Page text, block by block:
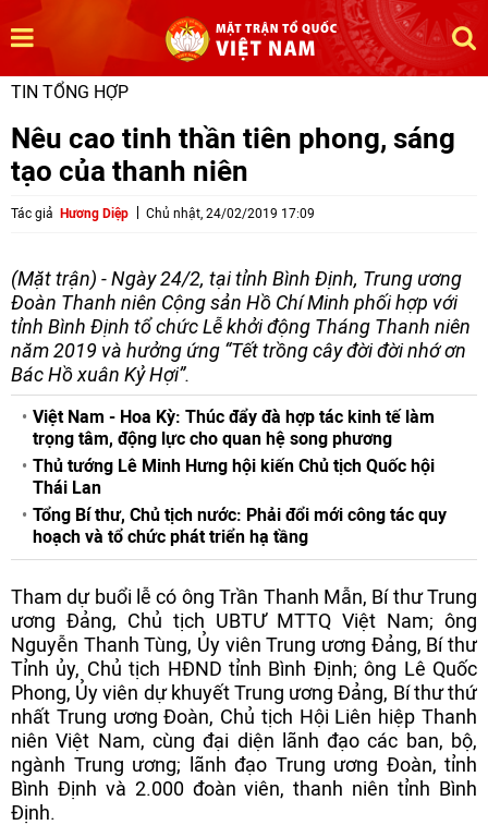
TIN TỔNG HỢP
Nêu cao tinh thần tiên phong, sáng
tạo của thanh niên
Tác giả Hương Diệp Chủ nhật, 24/02/2019 17:09
(Mặt trận) - Ngày 24/2, tại tỉnh Bình Định, Trung ương
Đoàn Thanh niên Cộng sản Hồ Chí Minh phối hợp với
tỉnh Bình Định tổ chức Lễ khởi động Tháng Thanh niên
năm 2019 và hưởng ứng “Tết trồng cây đời đời nhớ ơn
Bác Hồ xuân Kỷ Hợi”.
Việt Nam - Hoa Kỳ: Thúc đẩy đà hợp tác kinh tế làm
trọng tâm, động lực cho quan hệ song phương
Thủ tướng Lê Minh Hưng hội kiến Chủ tịch Quốc hội
Thái Lan
Tổng Bí thư, Chủ tịch nước: Phải đổi mới công tác quy
hoạch và tổ chức phát triển hạ tầng
Tham dự buổi lễ có ông Trần Thanh Mẫn, Bí thư Trung
ương Đảng, Chủ tịch UBTƯ MTTQ Việt Nam; ông
Nguyễn Thanh Tùng, Ủy viên Trung ương Đảng, Bí thư
Tỉnh ủy, Chủ tịch HĐND tỉnh Bình Định; ông Lê Quốc
Phong, Ủy viên dự khuyết Trung ương Đảng, Bí thư thứ
nhất Trung ương Đoàn, Chủ tịch Hội Liên hiệp Thanh
niên Việt Nam, cùng đại diện lãnh đạo các ban, bộ,
ngành Trung ương; lãnh đạo Trung ương Đoàn, tỉnh
Bình Định và 2.000 đoàn viên, thanh niên tỉnh Bình
Định.